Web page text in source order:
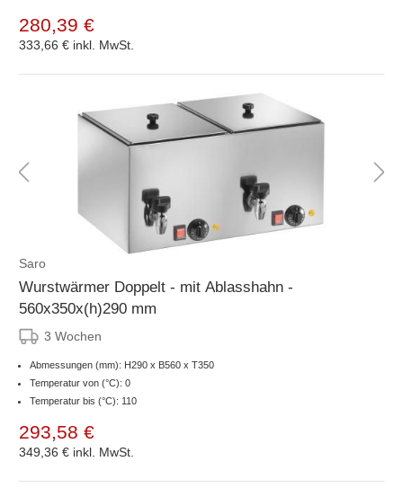
280,39 €
333,66 € inkl. MwSt.
Saro
Wurstwärmer Doppelt - mit Ablasshahn -
560x350x(h)290 mm
3 Wochen
Abmessungen (mm): H290 x B560 x T350
Temperatur von (°C): 0
Temperatur bis (°C): 110
293,58 €
349,36 € inkl. MwSt.